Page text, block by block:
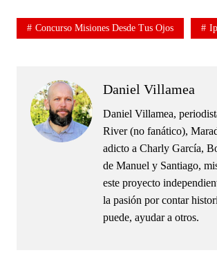
Concurso Misiones Desde Tus Ojos
Daniel Villamea
Daniel Villamea,
River (no fanático),
adicto a Charly García,
de Manuel y Santiago,
este proyecto
la pasión por contar
puede, ayudar a otros.